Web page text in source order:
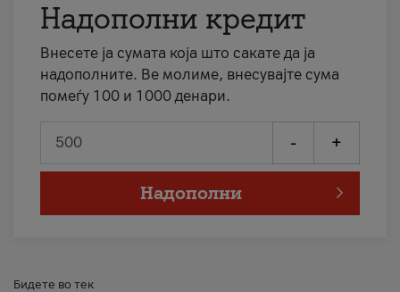
Надополни кредит
Внесете ја сумата која што сакате да ја
надополните. Ве молиме, внесувајте сума
помеѓу 100 и 1000 денари.
- +
Надополни
Бидете во тек